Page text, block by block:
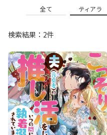
全て ティアラ
検索結果：2件